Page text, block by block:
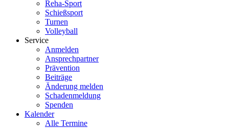
Reha-Sport
Schießsport
Turnen
Volleyball
Service
Anmelden
Ansprechpartner
Prävention
Beiträge
Änderung melden
Schadenmeldung
Spenden
Kalender
Alle Termine